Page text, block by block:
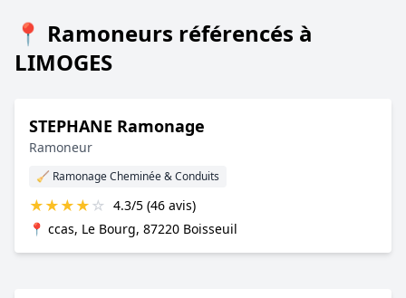
📍 Ramoneurs référencés à
LIMOGES
STEPHANE Ramonage
Ramoneur
🧹 Ramonage Cheminée & Conduits
★★★★☆ 4.3/5 (46 avis)
📍 ccas, Le Bourg, 87220 Boisseuil